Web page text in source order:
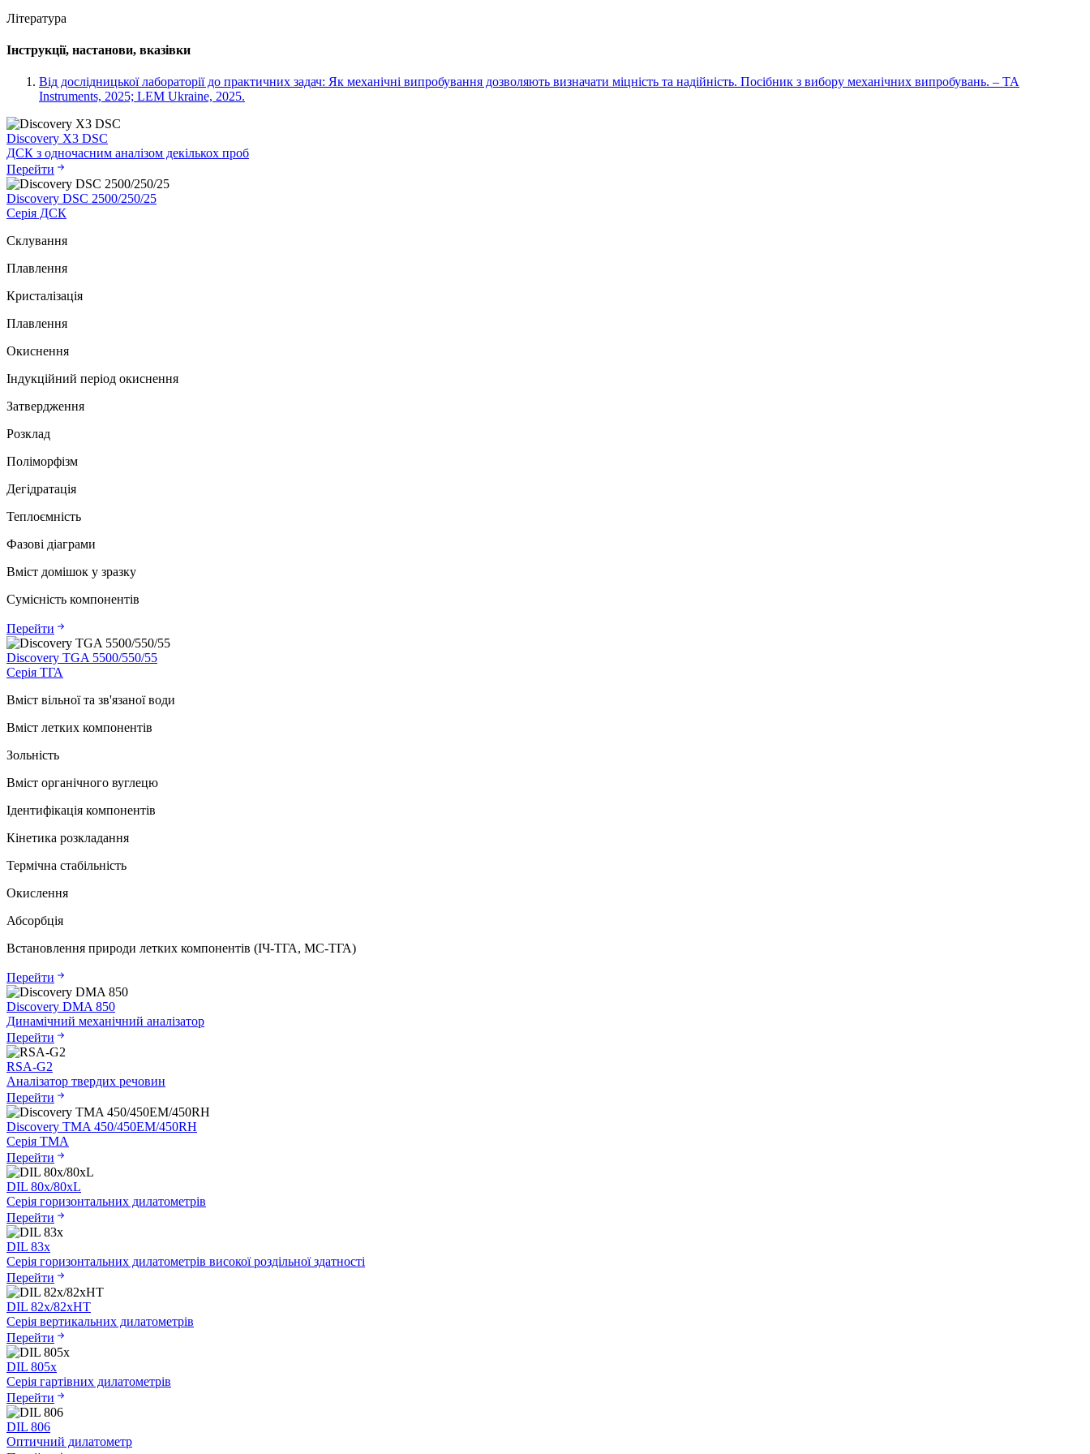
Література
Інструкції, настанови, вказівки
Від дослідницької лабораторії до практичних задач: Як механічні випробування дозволяють визначати міцність та надійність. Посібник з вибору механічних випробувань. – TA
Instruments, 2025; LEM Ukraine, 2025.
Discovery X3 DSC
ДСК з одночасним аналізом декількох проб
Перейти
Discovery DSC 2500/250/25
Серія ДСК
Склування
Плавлення
Кристалізація
Плавлення
Окиснення
Індукційний період окиснення
Затвердження
Розклад
Поліморфізм
Дегідратація
Теплоємність
Фазові діаграми
Вміст домішок у зразку
Сумісність компонентів
Перейти
Discovery TGA 5500/550/55
Серія ТГА
Вміст вільної та зв'язаної води
Вміст летких компонентів
Зольність
Вміст органічного вуглецю
Ідентифікація компонентів
Кінетика розкладання
Термічна стабільність
Окислення
Абсорбція
Встановлення природи летких компонентів (ІЧ-ТГА, МС-ТГА)
Перейти
Discovery DMA 850
Динамічний механічний аналізатор
Перейти
RSA-G2
Аналізатор твердих речовин
Перейти
Discovery TMA 450/450EM/450RH
Серія ТМА
Перейти
DIL 80x/80xL
Серія горизонтальних дилатометрів
Перейти
DIL 83x
Серія горизонтальних дилатометрів високої роздільної здатності
Перейти
DIL 82x/82xHT
Серія вертикальних дилатометрів
Перейти
DIL 805x
Серія гартівних дилатометрів
Перейти
DIL 806
Оптичний дилатометр